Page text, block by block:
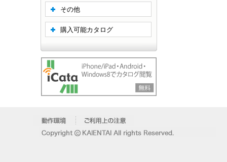
その他
購入可能カタログ